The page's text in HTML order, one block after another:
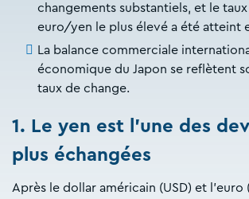
changements substantiels, et le
euro/yen le plus élevé a été atteint
La balance commerciale
économique du Japon se reflètent
taux de change.
1. Le yen est l'une des
plus échangées
Après le dollar américain (USD) et l'euro